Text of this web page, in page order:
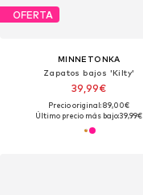
OFERTA
MINNETONKA
Zapatos bajos 'Kilty'
39,99€
Precio original: 89,00€
Último precio más bajo:39,99€